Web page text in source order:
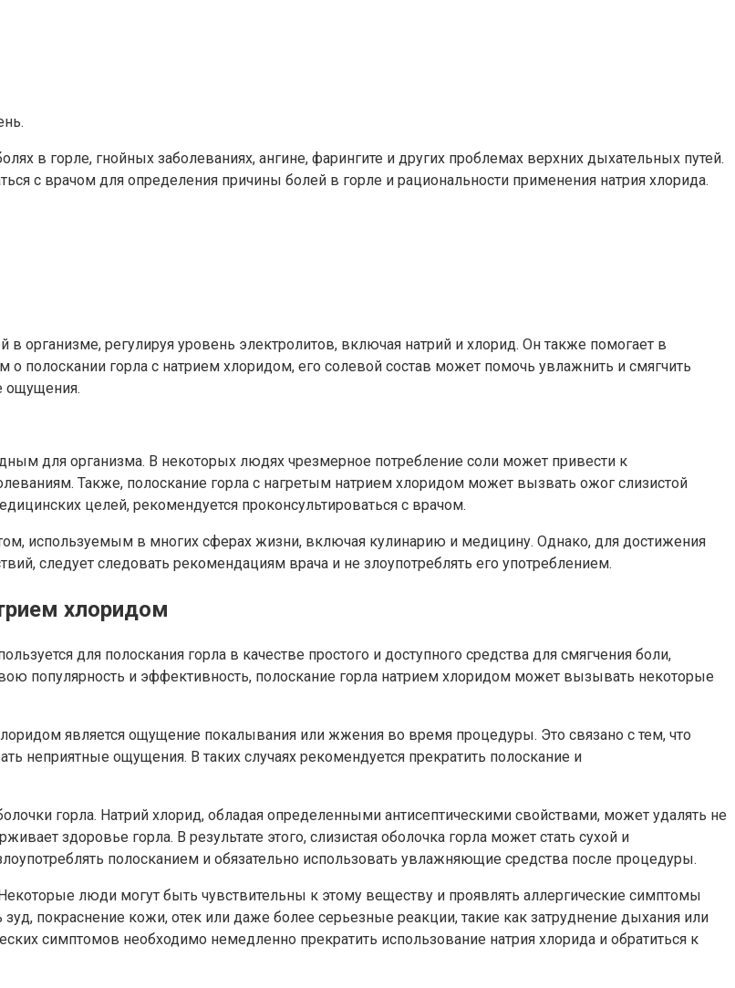
в горле, гнойных заболеваниях, ангине, фарингите и других проблемах верхних дыхательных путей.
с врачом для определения причины болей в горле и рациональности применения натрия хлорида.
организме, регулируя уровень электролитов, включая натрий и хлорид. Он также помогает в
горла с натрием хлоридом, его солевой состав может помочь увлажнить и смягчить
ощущения.
для организма. В некоторых людях чрезмерное потребление соли может привести к
Также, полоскание горла с нагретым натрием хлоридом может вызвать ожог слизистой
целей, рекомендуется проконсультироваться с врачом.
используемым в многих сферах жизни, включая кулинарию и медицину. Однако, для достижения
следует следовать рекомендациям врача и не злоупотреблять его употреблением.
хлоридом
для полоскания горла в качестве простого и доступного средства для смягчения боли,
популярность и эффективность, полоскание горла натрием хлоридом может вызывать некоторые
является ощущение покалывания или жжения во время процедуры. Это связано с тем, что
неприятные ощущения. В таких случаях рекомендуется прекратить полоскание и
горла. Натрий хлорид, обладая определенными антисептическими свойствами, может удалять не
здоровье горла. В результате этого, слизистая оболочка горла может стать сухой и
полосканием и обязательно использовать увлажняющие средства после процедуры.
люди могут быть чувствительны к этому веществу и проявлять аллергические симптомы
покраснение кожи, отек или даже более серьезные реакции, такие как затруднение дыхания или
симптомов необходимо немедленно прекратить использование натрия хлорида и обратиться к